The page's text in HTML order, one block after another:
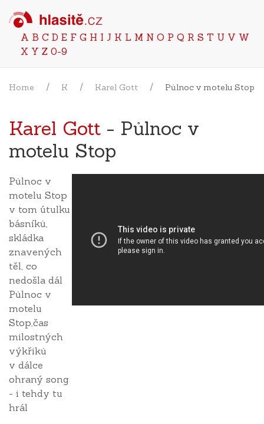
A B C D E F G H I J K L M N O P Q R S T U V W
X Y Z 0-9
Home K Karel Gott Půlnoc v motelu Stop
Karel Gott - Půlnoc v
motelu Stop
Půlnoc v
motelu Stop
v tom útulku
básníků,
skládka
znavených
těl, co
nedošla dál
Půlnoc v
motelu
Stop,čas
milostných
výkřiků
v dálce
ohraný song
- i tehdy tu
hrál